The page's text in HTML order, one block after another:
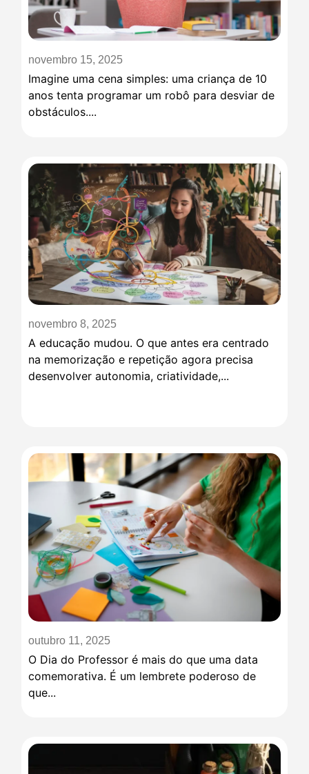
novembro 15, 2025
Imagine uma cena simples: uma criança de 10
anos tenta programar um robô para desviar de
obstáculos....
novembro 8, 2025
A educação mudou. O que antes era centrado
na memorização e repetição agora precisa
desenvolver autonomia, criatividade,...
outubro 11, 2025
O Dia do Professor é mais do que uma data
comemorativa. É um lembrete poderoso de
que...